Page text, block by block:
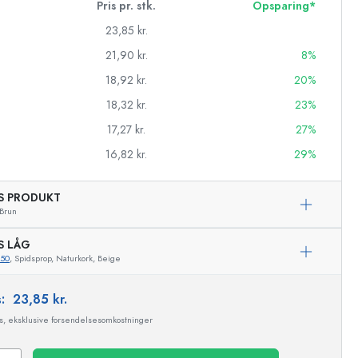
Eksemplarisk repræsentation
Pris pr. stk.
Opsparing*
23,85 kr.
21,90 kr.
8%
18,92 kr.
20%
18,32 kr.
23%
17,27 kr.
27%
16,82 kr. 29%
PRODUKT
Brun
LÅG
, Spidsprop, Naturkork, Beige
23,85 kr.
eksklusive forsendelsesomkostninger